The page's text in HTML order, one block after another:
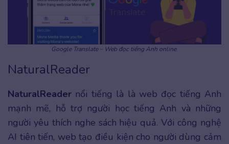
Google Translate – Web đọc tiếng Anh online
NaturalReader
NaturalReader nổi tiếng là là web đọc tiếng Anh
mạnh mẽ, hỗ trợ người học tiếng Anh và những
người yêu thích nghe sách hiệu quả. Với công nghệ
AI tiên tiến, web tạo điều kiện cho người dùng cảm